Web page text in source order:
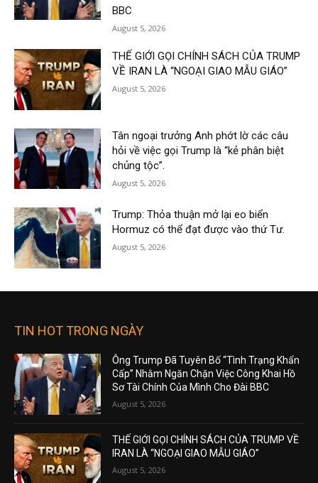
BBC
August 5, 2026
THẾ GIỚI GỌI CHÍNH SÁCH CỦA TRUMP
VỀ IRAN LÀ “NGOẠI GIAO MẪU GIÁO”
August 5, 2026
Tân ngoại trưởng Anh phớt lờ các câu
hỏi về việc gọi Trump là “kẻ phân biệt
chủng tộc”.
August 5, 2026
Trump: Thỏa thuận mở lại eo biển
Hormuz có thể đạt được vào thứ Tư.
August 5, 2026
TIN HOT TRONG NGÀY
Ông Trump Đã Tuyên Bố “Tình Trạng Khẩn
Cấp” Nhằm Ngăn Chặn Việc Công Khai Hồ
Sơ Tài Chính Của Mình Cho Đài BBC
August 5, 2026
THẾ GIỚI GỌI CHÍNH SÁCH CỦA TRUMP VỀ
IRAN LÀ “NGOẠI GIAO MẪU GIÁO”
August 5, 2026